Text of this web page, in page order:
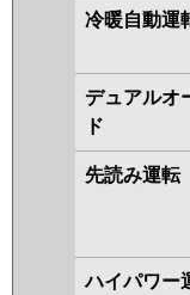
パナソニック
冷暖自動運
デュアルオ
ド
先読み運転
ハイパワー